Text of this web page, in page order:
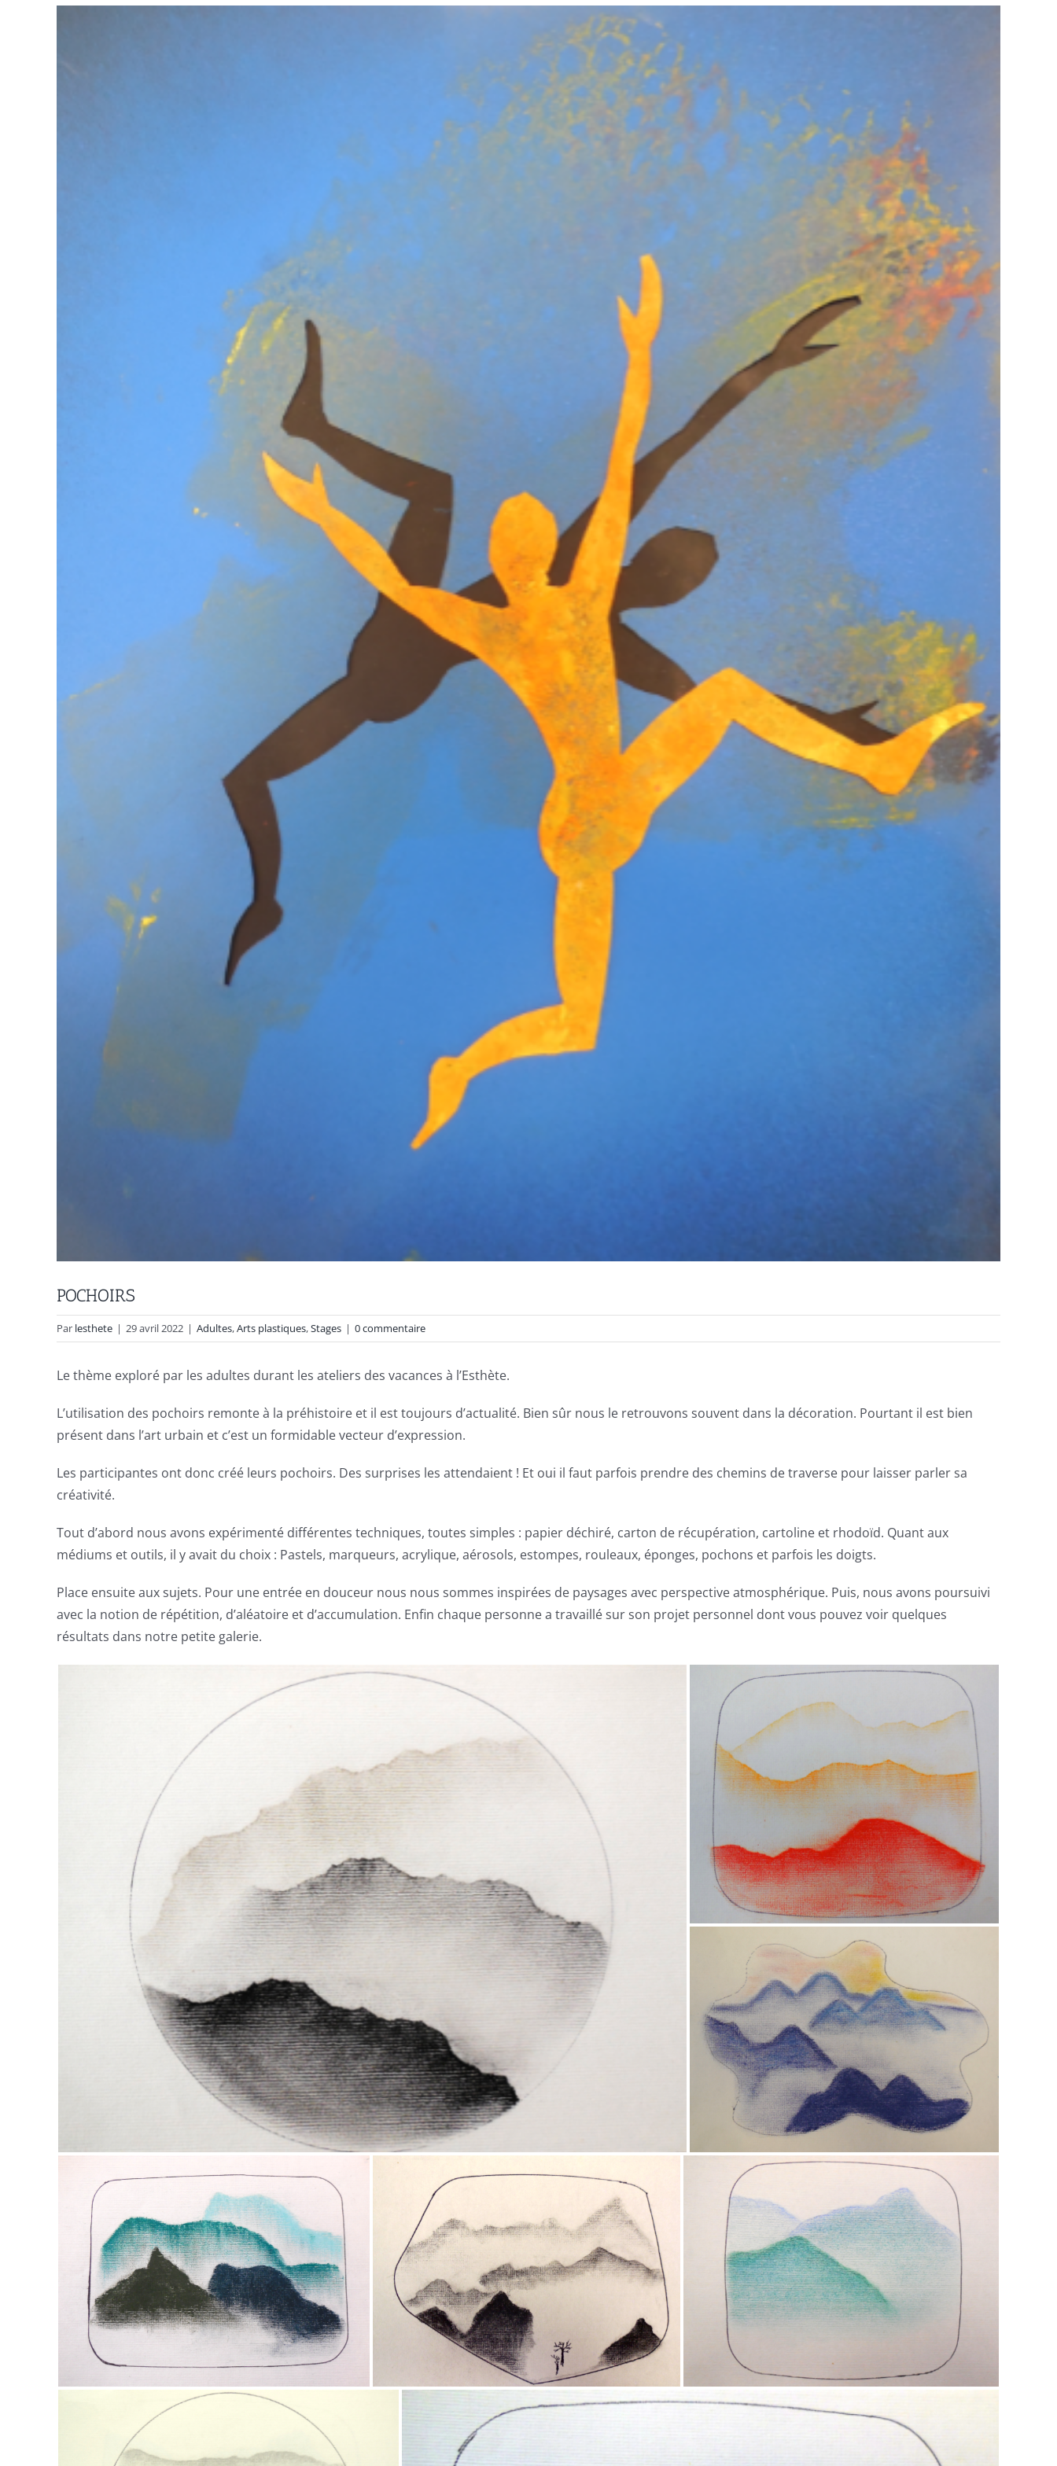
POCHOIRS
Par lesthete | 29 avril 2022 | Adultes,Arts plastiques,Stages | 0 commentaire
Le thème exploré par les adultes durant les ateliers des vacances à l’Esthète.
L’utilisation des pochoirs remonte à la préhistoire et il est toujours d’actualité. Bien sûr nous le retrouvons souvent dans la décoration. Pourtant il est bien
présent dans l’art urbain et c’est un formidable vecteur d’expression.
Les participantes ont donc créé leurs pochoirs. Des surprises les attendaient ! Et oui il faut parfois prendre des chemins de traverse pour laisser parler sa
créativité.
Tout d’abord nous avons expérimenté différentes techniques, toutes simples : papier déchiré, carton de récupération, cartoline et rhodoïd. Quant aux
médiums et outils, il y avait du choix : Pastels, marqueurs, acrylique, aérosols, estompes, rouleaux, éponges, pochons et parfois les doigts.
Place ensuite aux sujets. Pour une entrée en douceur nous nous sommes inspirées de paysages avec perspective atmosphérique. Puis, nous avons poursuivi
avec la notion de répétition, d’aléatoire et d’accumulation. Enfin chaque personne a travaillé sur son projet personnel dont vous pouvez voir quelques
résultats dans notre petite galerie.